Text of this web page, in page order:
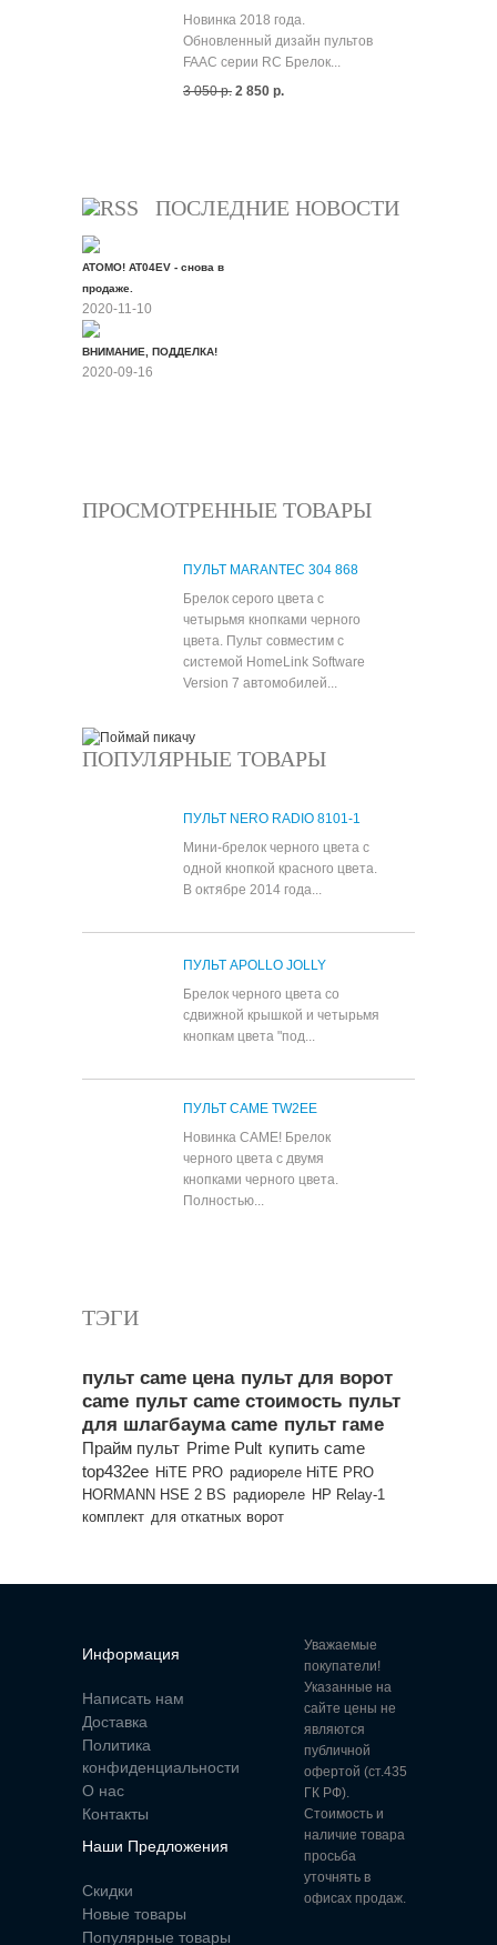
Новинка 2018 года.
Обновленный дизайн пультов
FAAC серии RC Брелок...
3 050 р. 2 850 р.
ПОСЛЕДНИЕ НОВОСТИ
ATOMO! AT04EV - снова в
продаже.
2020-11-10
ВНИМАНИЕ, ПОДДЕЛКА!
2020-09-16
ПРОСМОТРЕННЫЕ ТОВАРЫ
ПУЛЬТ MARANTEC 304 868
Брелок серого цвета с
четырьмя кнопками черного
цвета. Пульт совместим с
системой HomeLink Software
Version 7 автомобилей...
ПОПУЛЯРНЫЕ ТОВАРЫ
ПУЛЬТ NERO RADIO 8101-1
Мини-брелок черного цвета с
одной кнопкой красного цвета.
В октябре 2014 года...
ПУЛЬТ APOLLO JOLLY
Брелок черного цвета со
сдвижной крышкой и четырьмя
кнопкам цвета "под...
ПУЛЬТ CAME TW2EE
Новинка CAME! Брелок
черного цвета с двумя
кнопками черного цвета.
Полностью...
ТЭГИ
пульт came цена пульт для ворот
came пульт came стоимость пульт
для шлагбаума came пульт гаме
Прайм пульт Prime Pult купить came
top432ee HiTE PRO радиореле HiTE PRO
HORMANN HSE 2 BS радиореле HP Relay-1
комплект для откатных ворот
Информация
Написать нам
Доставка
Политика
конфиденциальности
О нас
Контакты
Наши Предложения
Скидки
Новые товары
Популярные товары
Уважаемые
покупатели!
Указанные на
сайте цены не
являются
публичной
офертой (ст.435
ГК РФ).
Стоимость и
наличие товара
просьба
уточнять в
офисах продаж.